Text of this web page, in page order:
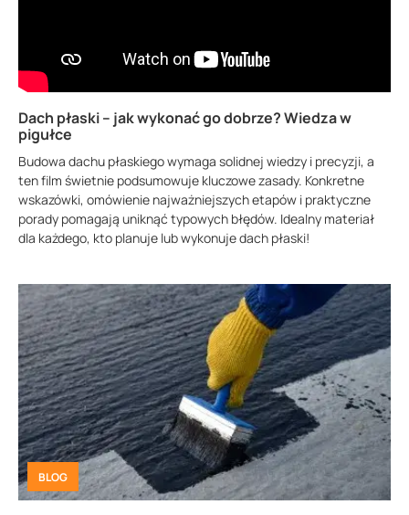
Dach płaski – jak wykonać go dobrze? Wiedza w
pigułce
Budowa dachu płaskiego wymaga solidnej wiedzy i precyzji, a
ten film świetnie podsumowuje kluczowe zasady. Konkretne
wskazówki, omówienie najważniejszych etapów i praktyczne
porady pomagają uniknąć typowych błędów. Idealny materiał
dla każdego, kto planuje lub wykonuje dach płaski!
BLOG